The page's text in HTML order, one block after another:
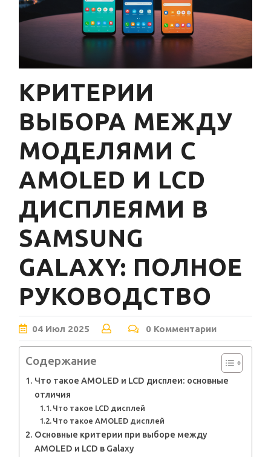
КРИТЕРИИ
ВЫБОРА МЕЖДУ
МОДЕЛЯМИ С
AMOLED И LCD
ДИСПЛЕЯМИ В
SAMSUNG
GALAXY: ПОЛНОЕ
РУКОВОДСТВО
04 Июл 2025 0 Комментарии
Содержание
Что такое AMOLED и LCD дисплеи: основные
отличия
Что такое LCD дисплей
Что такое AMOLED дисплей
Основные критерии при выборе между
AMOLED и LCD в Galaxy